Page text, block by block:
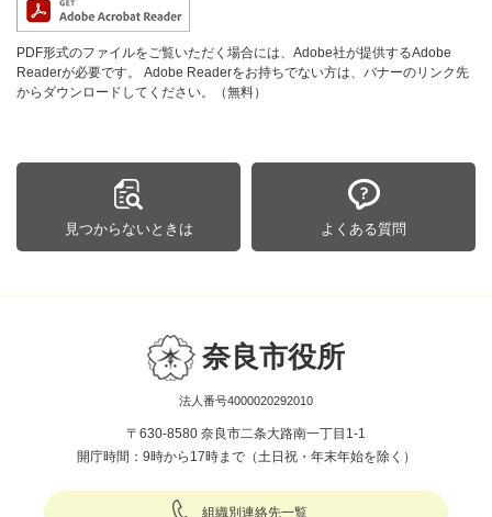
PDF形式のファイルをご覧いただく場合には、Adobe社が提供するAdobe
Readerが必要です。
Adobe Readerをお持ちでない方は、バナーのリンク先
からダウンロードしてください。（無料）
見つからないときは よくある質問
奈良市役所
法人番号4000020292010
〒630-8580 奈良市二条大路南一丁目1-1
開庁時間：9時から17時まで（土日祝・年末年始を除く）
組織別連絡先一覧